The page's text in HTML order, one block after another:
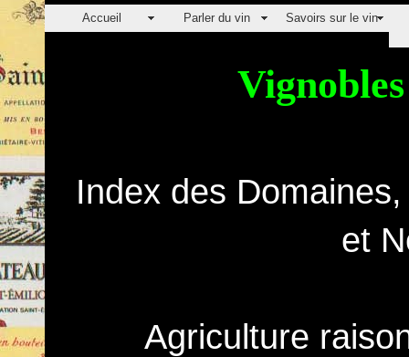
Accueil Parler du vin Savoirs sur le vin
Index des
et
Agriculture